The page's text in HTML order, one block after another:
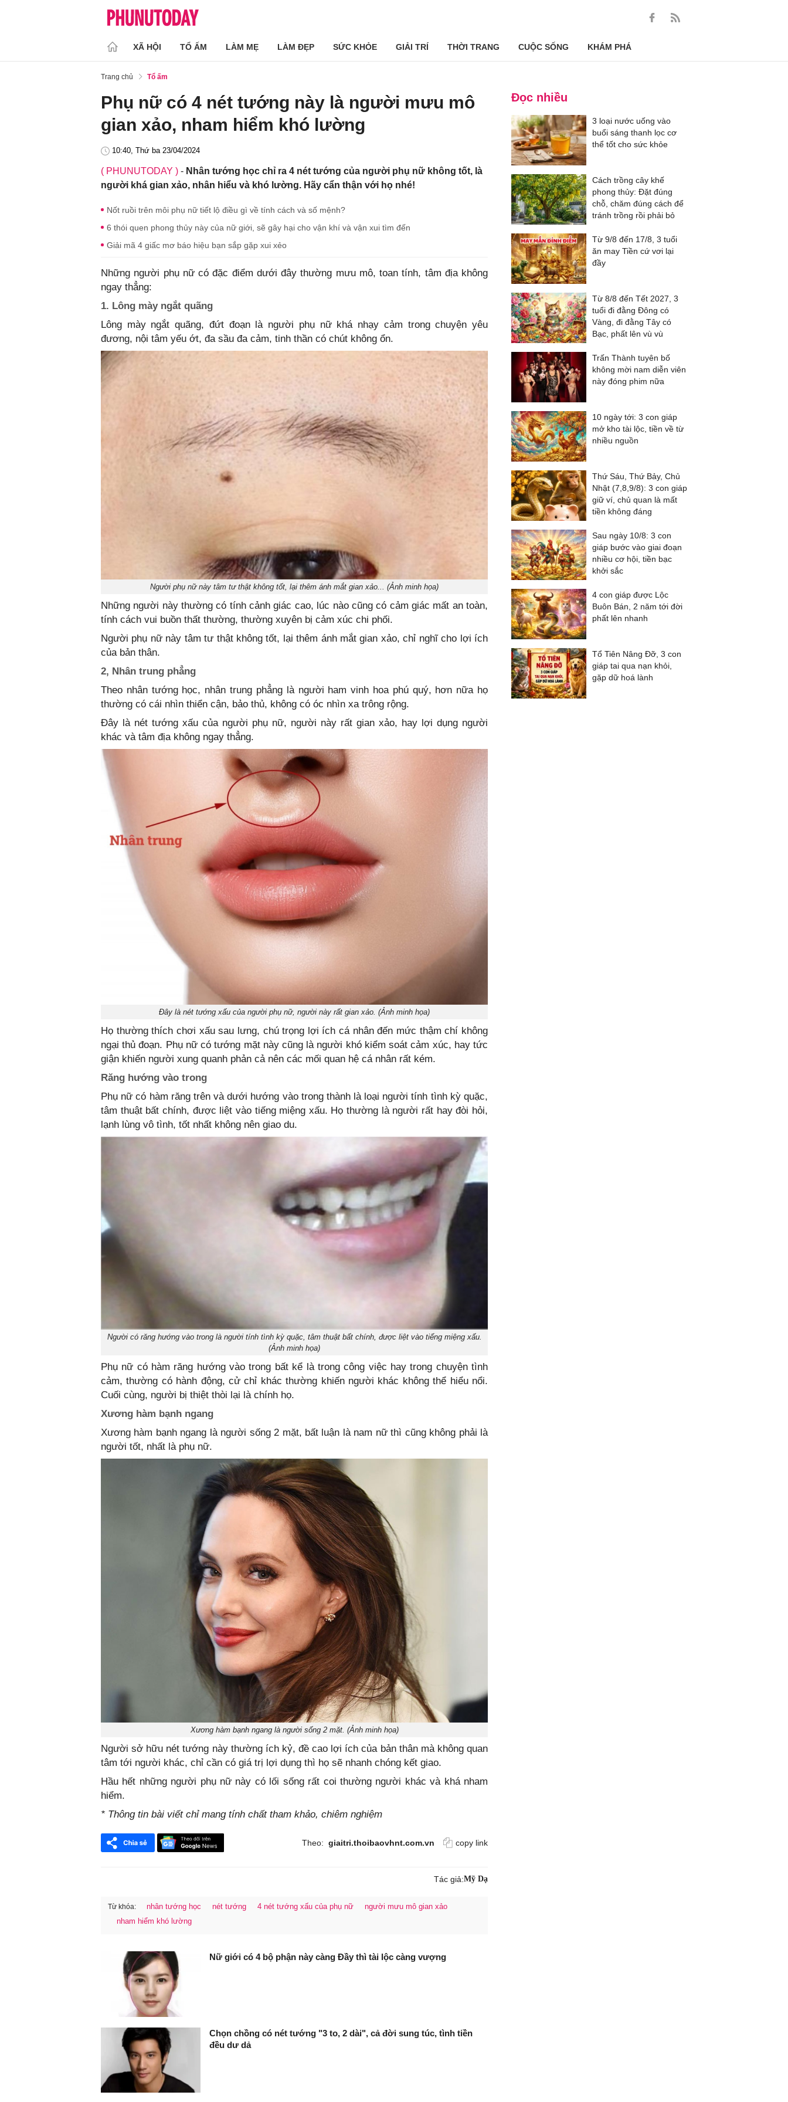
XÃ HỘI TỔ ẤM LÀM MẸ LÀM ĐẸP SỨC KHỎE GIẢI TRÍ THỜI TRANG CUỘC SỐNG KHÁM PHÁ
Trang chủ Tổ ấm
Phụ nữ có 4 nét tướng này là người mưu mô
gian xảo, nham hiểm khó lường
10:40, Thứ ba 23/04/2024
( PHUNUTODAY ) - Nhân tướng học chỉ ra 4 nét tướng của người phụ nữ không tốt, là
người khá gian xảo, nhân hiểu và khó lường. Hãy cẩn thận với họ nhé!
Nốt ruồi trên môi phụ nữ tiết lộ điều gì về tính cách và số mệnh?
6 thói quen phong thủy này của nữ giới, sẽ gây hại cho vận khí và vận xui tìm đến
Giải mã 4 giấc mơ báo hiệu bạn sắp gặp xui xẻo
Những người phụ nữ có đặc điểm dưới đây thường mưu mô, toan tính, tâm địa không
ngay thẳng:
1. Lông mày ngắt quãng
Lông mày ngắt quãng, đứt đoạn là người phụ nữ khá nhạy cảm trong chuyện yêu
đương, nội tâm yếu ớt, đa sầu đa cảm, tinh thần có chút không ổn.
Người phụ nữ này tâm tư thật không tốt, lại thêm ánh mắt gian xảo... (Ảnh minh họa)
Những người này thường có tính cảnh giác cao, lúc nào cũng có cảm giác mất an toàn,
tính cách vui buồn thất thường, thường xuyên bị cảm xúc chi phối.
Người phụ nữ này tâm tư thật không tốt, lại thêm ánh mắt gian xảo, chỉ nghĩ cho lợi ích
của bản thân.
2, Nhân trung phẳng
Theo nhân tướng học, nhân trung phẳng là người ham vinh hoa phú quý, hơn nữa họ
thường có cái nhìn thiển cận, bảo thủ, không có óc nhìn xa trông rộng.
Đây là nét tướng xấu của người phụ nữ, người này rất gian xảo, hay lợi dụng người
khác và tâm địa không ngay thẳng.
Đây là nét tướng xấu của người phụ nữ, người này rất gian xảo. (Ảnh minh họa)
Họ thường thích chơi xấu sau lưng, chú trọng lợi ích cá nhân đến mức thậm chí không
ngại thủ đoạn. Phụ nữ có tướng mặt này cũng là người khó kiểm soát cảm xúc, hay tức
giận khiến người xung quanh phản cả nên các mối quan hệ cá nhân rất kém.
Răng hướng vào trong
Phụ nữ có hàm răng trên và dưới hướng vào trong thành là loại người tính tình kỳ quặc,
tâm thuật bất chính, được liệt vào tiếng miệng xấu. Họ thường là người rất hay đòi hỏi,
lạnh lùng vô tình, tốt nhất không nên giao du.
Người có răng hướng vào trong là người tính tình kỳ quặc, tâm thuật bất chính, được liệt vào tiếng miệng xấu.
(Ảnh minh họa)
Phụ nữ có hàm răng hướng vào trong bất kể là trong công việc hay trong chuyện tình
cảm, thường có hành động, cử chỉ khác thường khiến người khác không thể hiểu nổi.
Cuối cùng, người bị thiệt thòi lại là chính họ.
Xương hàm bạnh ngang
Xương hàm bạnh ngang là người sống 2 mặt, bất luận là nam nữ thì cũng không phải là
người tốt, nhất là phụ nữ.
Xương hàm bạnh ngang là người sống 2 mặt. (Ảnh minh họa)
Người sở hữu nét tướng này thường ích kỷ, đề cao lợi ích của bản thân mà không quan
tâm tới người khác, chỉ cần có giá trị lợi dụng thì họ sẽ nhanh chóng kết giao.
Hầu hết những người phụ nữ này có lối sống rất coi thường người khác và khá nham
hiểm.
* Thông tin bài viết chỉ mang tính chất tham khảo, chiêm nghiệm
FaceBook
Theo: giaitri.thoibaovhnt.com.vn copy link
Tác giả:Mỹ Dạ
Từ khóa: nhân tướng học nét tướng 4 nét tướng xấu của phụ nữ
người mưu mô gian xảo
nham hiểm khó lường
Nữ giới có 4 bộ phận này càng Đầy thì tài lộc càng vượng
Chọn chồng có nét tướng "3 to, 2 dài", cả đời sung túc, tình tiền
đều dư dả
Đọc nhiều
3 loại nước uống vào
buổi sáng thanh lọc cơ
thể tốt cho sức khỏe
Cách trồng cây khế
phong thủy: Đặt đúng
chỗ, chăm đúng cách để
tránh trồng rồi phải bỏ
Từ 9/8 đến 17/8, 3 tuổi
ăn may Tiền cứ vơi lại
đầy
Từ 8/8 đến Tết 2027, 3
tuổi đi đằng Đông có
Vàng, đi đằng Tây có
Bạc, phất lên vù vù
Trấn Thành tuyên bố
không mời nam diễn viên
này đóng phim nữa
10 ngày tới: 3 con giáp
mở kho tài lộc, tiền về từ
nhiều nguồn
Thứ Sáu, Thứ Bảy, Chủ
Nhật (7,8,9/8): 3 con giáp
giữ ví, chủ quan là mất
tiền không đáng
Sau ngày 10/8: 3 con
giáp bước vào giai đoạn
nhiều cơ hội, tiền bạc
khởi sắc
4 con giáp được Lộc
Buôn Bán, 2 năm tới đời
phất lên nhanh
Tổ Tiên Nâng Đỡ, 3 con
giáp tai qua nạn khỏi,
gặp dữ hoá lành